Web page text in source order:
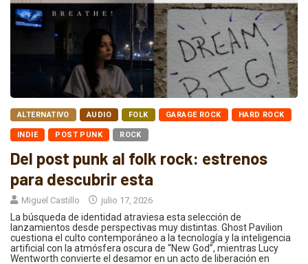
ALTERNATIVO AUDIO FOLK GARAGE ROCK HARD ROCK
INDIE POST PUNK ROCK
Del post punk al folk rock: estrenos
para descubrir esta
Miguel Castillo julio 17, 2026
La búsqueda de identidad atraviesa esta selección de
lanzamientos desde perspectivas muy distintas. Ghost Pavilion
cuestiona el culto contemporáneo a la tecnología y la inteligencia
artificial con la atmósfera oscura de “New God”, mientras Lucy
Wentworth convierte el desamor en un acto de liberación en